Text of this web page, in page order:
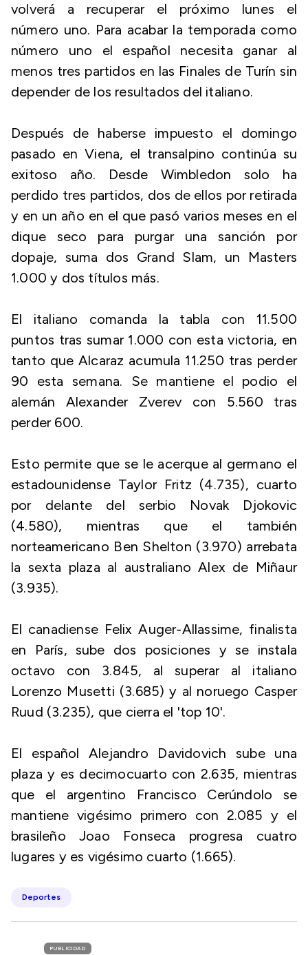
volverá a recuperar el próximo lunes el
número uno. Para acabar la temporada como
número uno el español necesita ganar al
menos tres partidos en las Finales de Turín sin
depender de los resultados del italiano.
Después de haberse impuesto el domingo
pasado en Viena, el transalpino continúa su
exitoso año. Desde Wimbledon solo ha
perdido tres partidos, dos de ellos por retirada
y en un año en el que pasó varios meses en el
dique seco para purgar una sanción por
dopaje, suma dos Grand Slam, un Masters
1.000 y dos títulos más.
El italiano comanda la tabla con 11.500
puntos tras sumar 1.000 con esta victoria, en
tanto que Alcaraz acumula 11.250 tras perder
90 esta semana. Se mantiene el podio el
alemán Alexander Zverev con 5.560 tras
perder 600.
Esto permite que se le acerque al germano el
estadounidense Taylor Fritz (4.735), cuarto
por delante del serbio Novak Djokovic
(4.580), mientras que el también
norteamericano Ben Shelton (3.970) arrebata
la sexta plaza al australiano Alex de Miñaur
(3.935).
El canadiense Felix Auger-Allassime, finalista
en París, sube dos posiciones y se instala
octavo con 3.845, al superar al italiano
Lorenzo Musetti (3.685) y al noruego Casper
Ruud (3.235), que cierra el 'top 10'.
El español Alejandro Davidovich sube una
plaza y es decimocuarto con 2.635, mientras
que el argentino Francisco Cerúndolo se
mantiene vigésimo primero con 2.085 y el
brasileño Joao Fonseca progresa cuatro
lugares y es vigésimo cuarto (1.665).
Deportes
PUBLICIDAD